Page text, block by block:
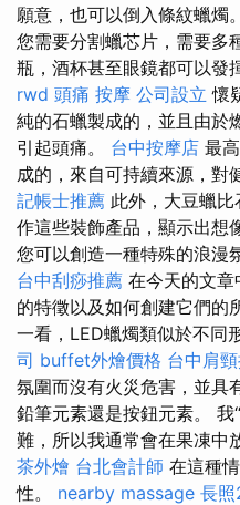
願意，也可以倒入條紋蠟燭。
您需要分割蠟芯片，需要多
瓶，酒杯甚至眼鏡都可以發
rwd 頭痛 按摩 公司設立 懷
純的石蠟製成的，並且由於
引起頭痛。 台中按摩店 最
成的，來自可持續來源，對
記帳士推薦 此外，大豆蠟
作這些裝飾產品，顯示出想
您可以創造一種特殊的浪漫
台中刮痧推薦 在今天的文
的特徵以及如何創建它們的
一看，LED蠟燭類似於不同
司 buffet外燴價格 台中肩
氛圍而沒有火災危害，並具
鉛筆元素還是按鈕元素。 我
難，所以我通常會在果凍中
茶外燴 台北會計師 在這種
性。 nearby massage 長